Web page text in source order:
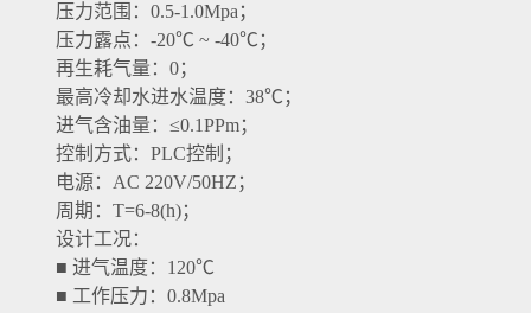
压力范围：0.5-1.0Mpa；
压力露点：-20℃ ~ -40℃；
再生耗气量：0；
最高冷却水进水温度：38℃；
进气含油量：≤0.1PPm；
控制方式：PLC控制；
电源：AC 220V/50HZ；
周期：T=6-8(h)；
设计工况：
■ 进气温度：120℃
■ 工作压力：0.8Mpa